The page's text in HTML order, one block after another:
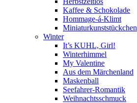
Kaffee & Schokolade
Hommage-á-Klimt
Miniaturkunststückchen
Winter
It’s KUHL, Girl!
Winterhimmel
My Valentine
Aus dem Märchenland
Maskenball
Seefahrer-Romantik
Weihnachtsschmuck